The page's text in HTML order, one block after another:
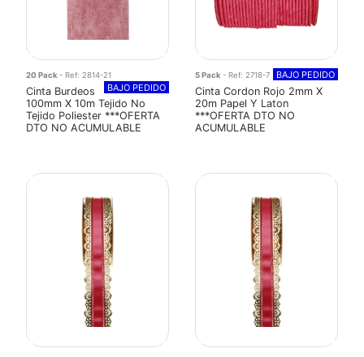
20 Pack - Ref: 2814-21
BAJO PEDIDO
Cinta Burdeos
100mm X 10m Tejido No
Tejido Poliester ***OFERTA
DTO NO ACUMULABLE
5 Pack - Ref: 2718-7 BAJO PEDIDO
Cinta Cordon Rojo 2mm X
20m Papel Y Laton
***OFERTA DTO NO
ACUMULABLE